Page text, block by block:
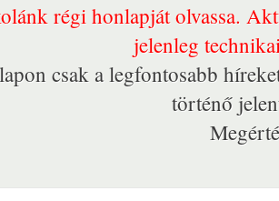
régi honlapját olvassa.
jelenleg
csak a legfontosabb
történő